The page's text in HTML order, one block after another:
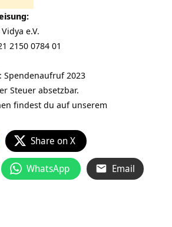
e.V.
2150 0784 01
Spendenaufruf 2023
Steuer absetzbar.
findest du auf unserem
Share on X
WhatsApp Email